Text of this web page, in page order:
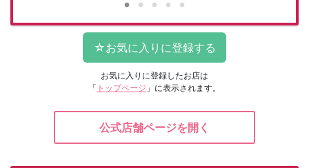
お気に入りに登録したお店は
「 トップページ 」に表示されます。
公式店舗ページを開く